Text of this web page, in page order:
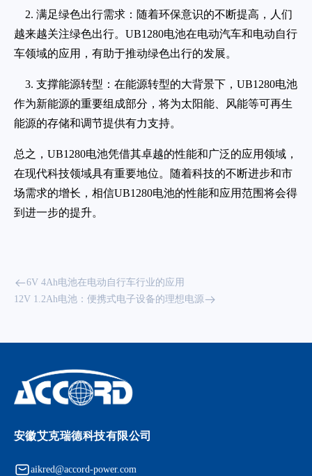
2. 满足绿色出行需求：随着环保意识的不断提高，人们
越来越关注绿色出行。UB1280电池在电动汽车和电动自行
车领域的应用，有助于推动绿色出行的发展。
3. 支撑能源转型：在能源转型的大背景下，UB1280电池
作为新能源的重要组成部分，将为太阳能、风能等可再生
能源的存储和调节提供有力支持。
总之，UB1280电池凭借其卓越的性能和广泛的应用领域，
在现代科技领域具有重要地位。随着科技的不断进步和市
场需求的增长，相信UB1280电池的性能和应用范围将会得
到进一步的提升。
6V 4Ah电池在电动自行车行业的应用
12V 1.2Ah电池：便携式电子设备的理想电源
安徽艾克瑞德科技有限公司
aikred@accord-power.com